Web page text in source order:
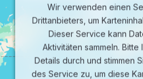
Wir verwenden einen
Drittanbieters, um
Dieser Service kann
Aktivitäten sammeln. Bitte
Details durch und stimmen
des Service zu, um diese